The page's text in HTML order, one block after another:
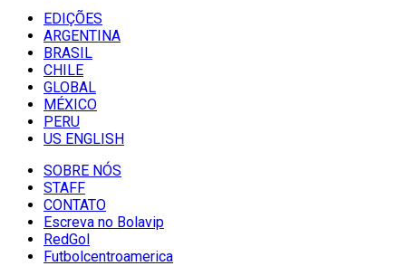
EDIÇÕES
ARGENTINA
BRASIL
CHILE
GLOBAL
MÉXICO
PERU
US ENGLISH
SOBRE NÓS
STAFF
CONTATO
Escreva no Bolavip
RedGol
Futbolcentroamerica